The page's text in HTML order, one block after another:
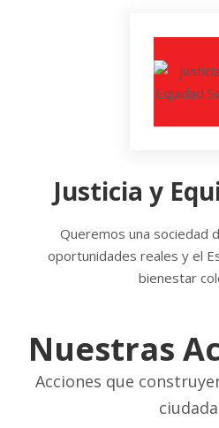
Justicia y
Queremos una sociedad
oportunidades reales y el
bienestar
Nuestras
Acciones que